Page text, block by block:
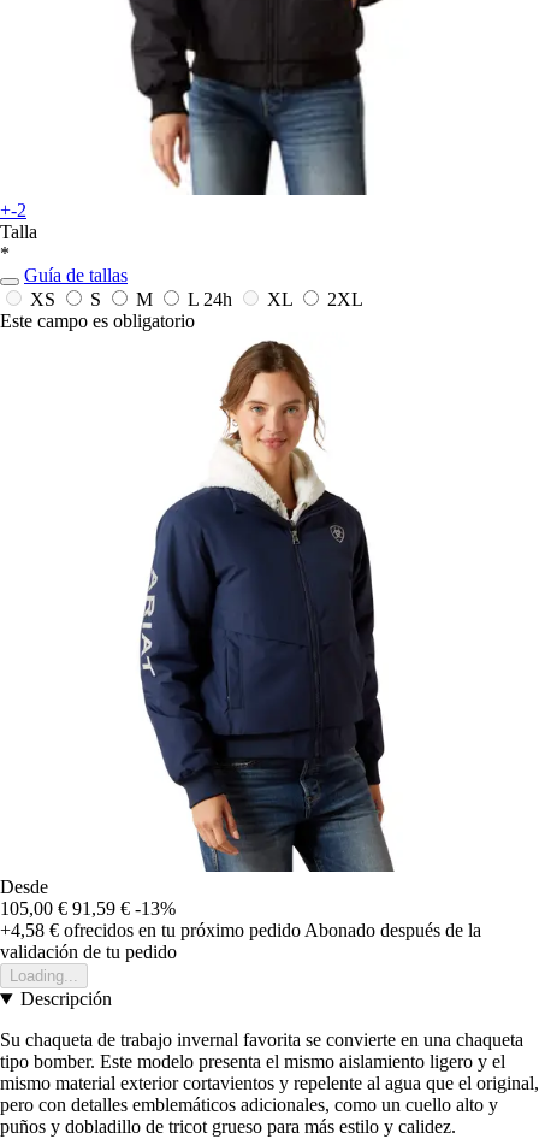
+-2
Talla
*
Guía de tallas
XS
S M L 24h XL
2XL
Este campo es obligatorio
Desde
105,00 € 91,59 € -13%
+4,58 € ofrecidos en tu próximo pedido Abonado después de la
validación de tu pedido
Loading...
Descripción
Su chaqueta de trabajo invernal favorita se convierte en una chaqueta
tipo bomber. Este modelo presenta el mismo aislamiento ligero y el
mismo material exterior cortavientos y repelente al agua que el original,
pero con detalles emblemáticos adicionales, como un cuello alto y
puños y dobladillo de tricot grueso para más estilo y calidez.